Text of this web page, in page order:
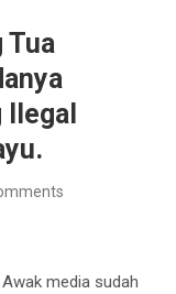
Tua
media sudah